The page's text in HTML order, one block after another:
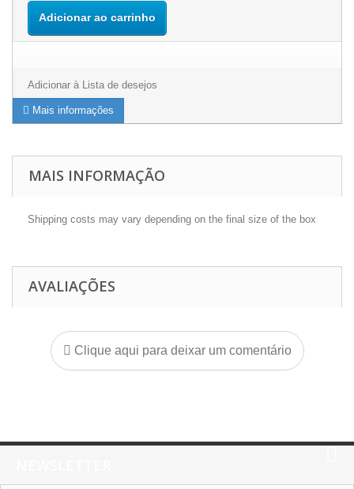
Adicionar ao carrinho
Adicionar à Lista de desejos
Mais informações
MAIS INFORMAÇÃO
Shipping costs may vary depending on the final size of the box
AVALIAÇÕES
Clique aqui para deixar um comentário